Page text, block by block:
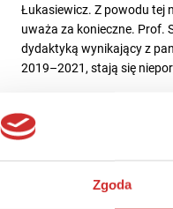
Zgoda
Łukasiewicz. Z powodu tej
uważa za konieczne. Prof.
dydaktyką wynikający z
2019–2021, stają się
Kryterium trzecie w
znaczenie wpływu. O ile
Zawsze będzie więc tu